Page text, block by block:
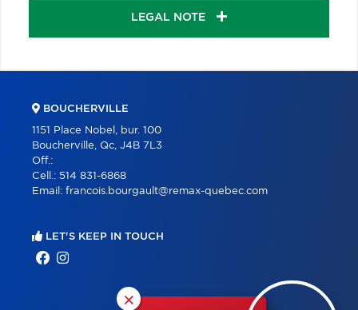
LEGAL NOTE
×
BOUCHERVILLE
1151 Place Nobel, bur. 100
Boucherville, Qc, J4B 7L3
Off.:
Cell.: 514 831-6868
Email: francois.bourgault@remax-quebec.com
LET'S KEEP IN TOUCH